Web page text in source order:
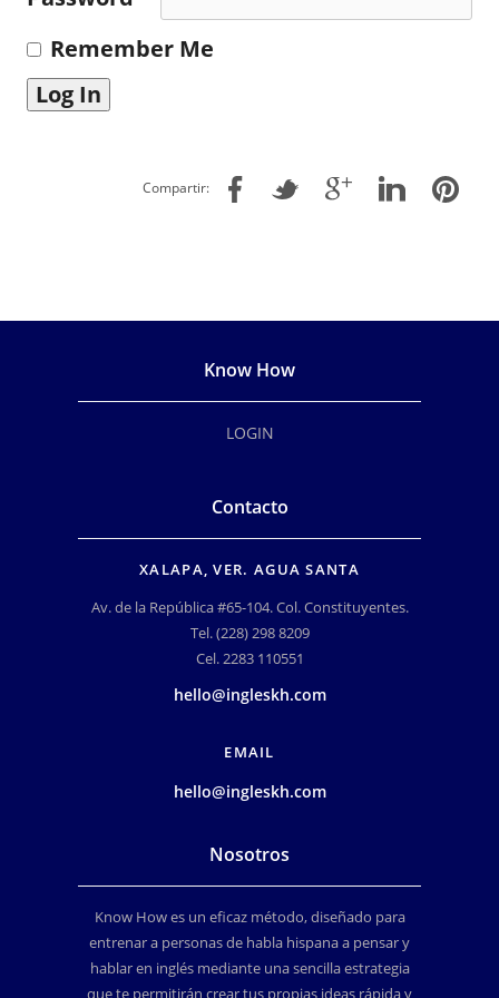
Remember Me
Compartir:
Know How
LOGIN
Contacto
XALAPA, VER. AGUA SANTA
Av. de la República #65-104. Col. Constituyentes.
Tel. (228) 298 8209
Cel. 2283 110551
hello@ingleskh.com
EMAIL
hello@ingleskh.com
Nosotros
Know How es un eficaz método, diseñado para
entrenar a personas de habla hispana a pensar y
hablar en inglés mediante una sencilla estrategia
que te permitirán crear tus propias ideas rápida y